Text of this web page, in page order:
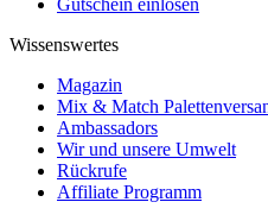
Gutschein einlösen
Wissenswertes
Magazin
Mix & Match
Ambassadors
Wir und unsere Umwelt
Rückrufe
Affiliate Programm